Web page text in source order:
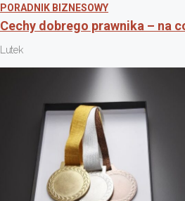
PORADNIK BIZNESOWY
Cechy dobrego prawnika – na
Lutek